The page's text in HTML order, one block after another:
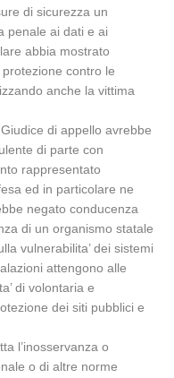
di sicurezza un
penale ai dati e ai
abbia mostrato
contro le
anche la vittima
di appello avrebbe
di parte con
rappresentato
ed in particolare ne
negato conducenza
di un organismo statale
vulnerabilita’ dei sistemi
attengono alle
di volontaria e
dei siti pubblici e
l’inosservanza o
o di altre norme